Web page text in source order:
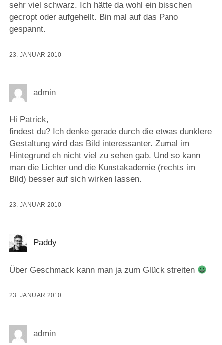
sehr viel schwarz. Ich hätte da wohl ein bisschen
gecropt oder aufgehellt. Bin mal auf das Pano
gespannt.
23. JANUAR 2010
admin
Hi Patrick,
findest du? Ich denke gerade durch die etwas dunklere
Gestaltung wird das Bild interessanter. Zumal im
Hintegrund eh nicht viel zu sehen gab. Und so kann
man die Lichter und die Kunstakademie (rechts im
Bild) besser auf sich wirken lassen.
23. JANUAR 2010
Paddy
Über Geschmack kann man ja zum Glück streiten
23. JANUAR 2010
admin